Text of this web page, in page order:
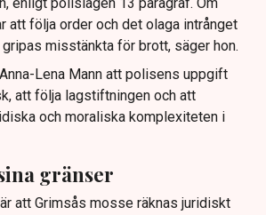
att följa order och det olaga intrånget
misstänkta för brott, säger hon.
Lena Mann att polisens uppgift
att följa lagstiftningen och att
och moraliska komplexiteten i
gränser
att Grimsås mosse räknas juridiskt